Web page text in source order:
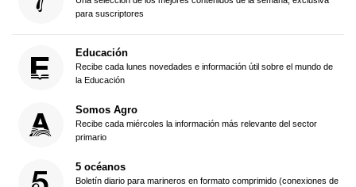
para suscriptores
Educación
Recibe cada lunes novedades e información útil sobre el mundo de
la Educación
Somos Agro
Recibe cada miércoles la información más relevante del sector
primario
5 océanos
Boletín diario para marineros en formato comprimido (conexiones de